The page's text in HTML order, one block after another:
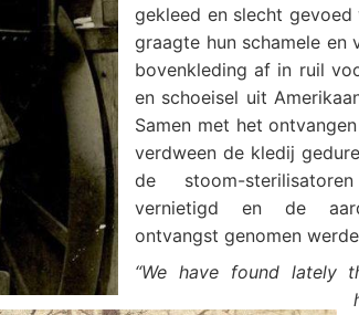
gekleed en slecht gevoed
graagte hun schamele en
bovenkleding af in ruil
en schoeisel uit
Samen met het
verdween de kledij
de stoom-
vernietigd en de
ontvangst genomen
“We have found lately